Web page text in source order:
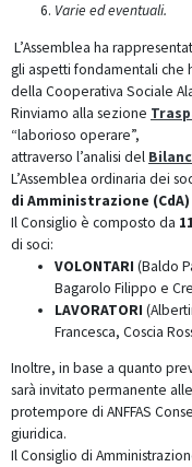
Varie ed eventuali.
L’Assemblea ha
gli aspetti fondamentali che
della Cooperativa Sociale
Rinviamo alla sezione
“laborioso operare”,
attraverso l’analisi del
L’Assemblea ordinaria dei
di Amministrazione (CdA)
Il Consiglio è composto da
di soci:
VOLONTARI (Baldo
Bagarolo Filippo e
LAVORATORI
Francesca, Coscia
Inoltre, in base a quanto
sarà invitato permanente
protempore di ANFFAS
giuridica.
Il Consiglio di